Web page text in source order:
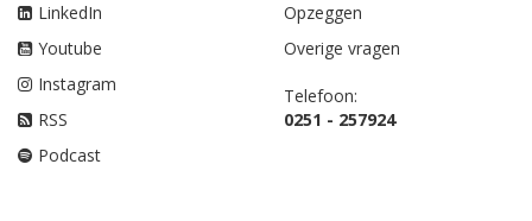
LinkedIn
Youtube
Instagram
RSS
Podcast
Opzeggen
Overige vragen
Telefoon:
0251 - 257924